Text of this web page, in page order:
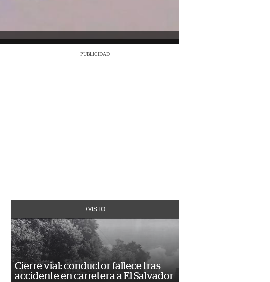
PUBLICIDAD
+VISTO
Cierre vial: conductor fallece tras
accidente en carretera a El Salvador